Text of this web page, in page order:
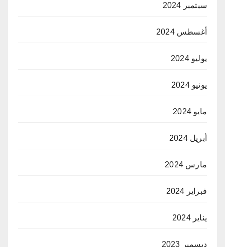
سبتمبر 2024
أغسطس 2024
يوليو 2024
يونيو 2024
مايو 2024
أبريل 2024
مارس 2024
فبراير 2024
يناير 2024
ديسمبر 2023